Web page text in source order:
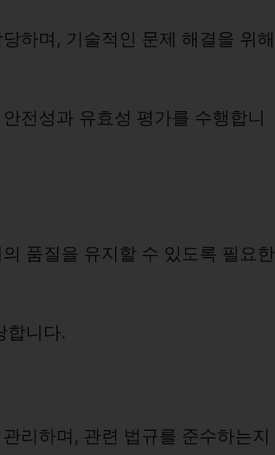
하며, 기술적인 문제 해결을 위해
전성과 유효성 평가를 수행합니
품질을 유지할 수 있도록 필요한
합니다.
리하며, 관련 법규를 준수하는지